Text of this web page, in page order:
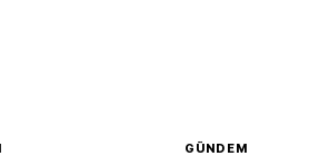
GÜNDEM